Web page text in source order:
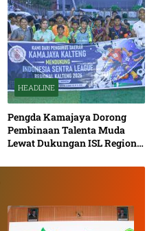
HEADLINE
Pengda Kamajaya Dorong
Pembinaan Talenta Muda
Lewat Dukungan ISL Regional